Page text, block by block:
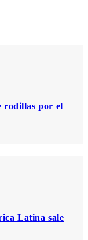
rodillas por el
Latina sale